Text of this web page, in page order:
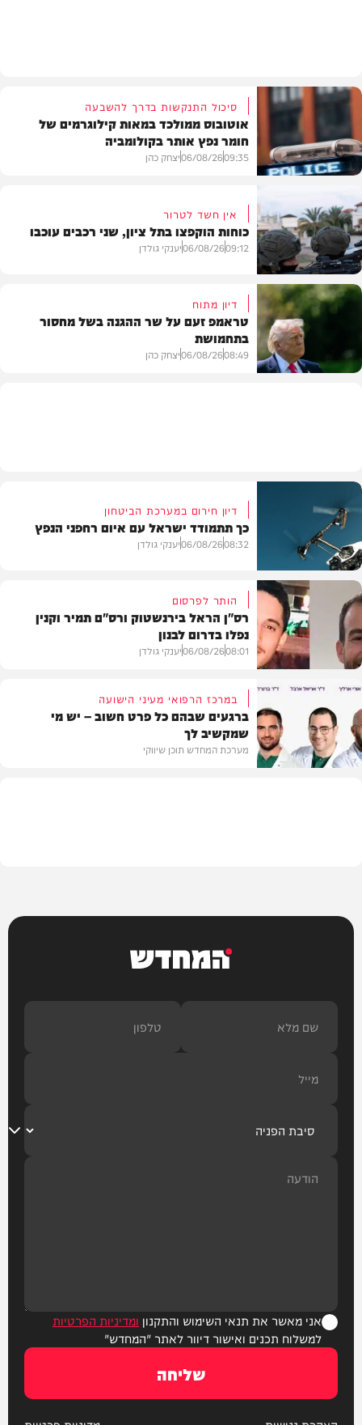
חדשות
סיכול התנקשות בדרך להשבעה
אוטובוס ממולכד במאות קילוגרמים של
חומר נפץ אותר בקולומביה
09:35
06/08/26יצחק כהן
חדשות
אין חשד לטרור
כוחות הוקפצו בתל ציון, שני רכבים עוכבו
09:12
06/08/26יענקי גולדן
דיון מתוח
טראמפ זעם על שר ההגנה בשל מחסור
בתחמושת
08:49
06/08/26יצחק כהן
חדשות
דיון חירום במערכת הביטחון
כך תתמודד ישראל עם איום רחפני הנפץ
08:32
06/08/26יענקי גולדן
חדשות
הותר לפרסום
רס"ן הראל בירנשטוק ורס"ם תמיר וקנין
נפלו בדרום לבנון
08:01
06/08/26יענקי גולדן
במרכז הרפואי מעיני הישועה
ברגעים שבהם כל פרט חשוב – יש מי
שמקשיב לך
מערכת המחדש תוכן שיווקי
המחדש
אני מאשר את תנאי השימוש והתקנון ומדיניות הפרטיות
למשלוח תכנים ואישור דיוור לאתר "המחדש"
שליחה